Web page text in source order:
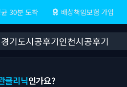
30분 도착 배상책임보험 가입
경기도시공후기인천시공후기
클리닉인가요?